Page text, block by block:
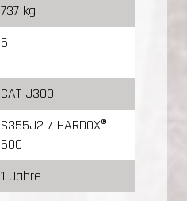
737 kg
5
CAT J300
S355J2 / HARDOX®
500
1 Jahre